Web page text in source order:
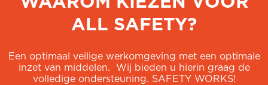
ALL SAFETY?
Een optimaal veilige werkomgeving met een optimale
inzet van middelen. Wij bieden u hierin graag de
volledige ondersteuning. SAFETY WORKS!